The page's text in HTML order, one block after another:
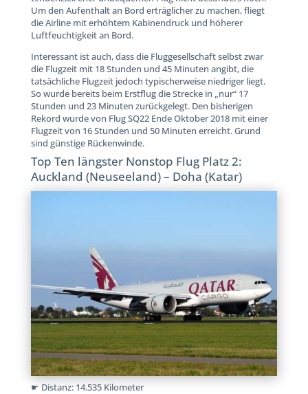
Um den Aufenthalt an Bord erträglicher zu machen, fliegt
die Airline mit erhöhtem Kabinendruck und höherer
Luftfeuchtigkeit an Bord.
Interessant ist auch, dass die Fluggesellschaft selbst zwar
die Flugzeit mit 18 Stunden und 45 Minuten angibt, die
tatsächliche Flugzeit jedoch typischerweise niedriger liegt.
So wurde bereits beim Erstflug die Strecke in „nur“ 17
Stunden und 23 Minuten zurückgelegt. Den bisherigen
Rekord wurde von Flug SQ22 Ende Oktober 2018 mit einer
Flugzeit von 16 Stunden und 50 Minuten erreicht. Grund
sind günstige Rückenwinde.
Top Ten längster Nonstop Flug Platz 2:
Auckland (Neuseeland) – Doha (Katar)
☛ Distanz: 14.535 Kilometer